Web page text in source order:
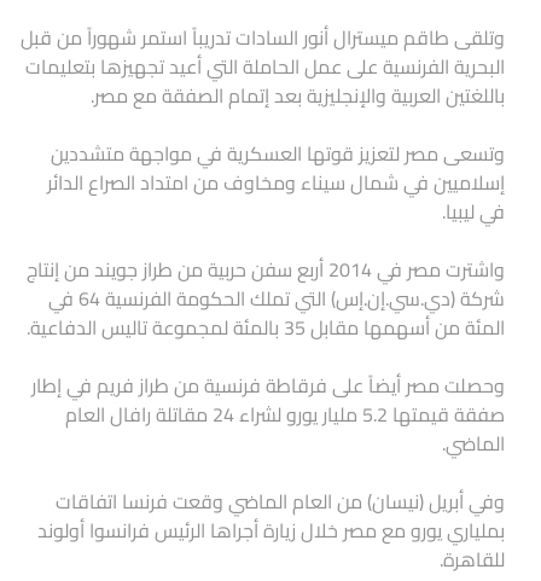
وتلقى طاقم ميسترال أنور السادات تدريباً استمر شهوراً من قبل
البحرية الفرنسية على عمل الحاملة التي أعيد تجهيزها بتعليمات
باللغتين العربية والإنجليزية بعد إتمام الصفقة مع مصر.
وتسعى مصر لتعزيز قوتها العسكرية في مواجهة متشددين
إسلاميين في شمال سيناء ومخاوف من امتداد الصراع الدائر
في ليبيا.
واشترت مصر في 2014 أربع سفن حربية من طراز جويند من إنتاج
شركة (دي.سي.إن.إس) التي تملك الحكومة الفرنسية 64 في
المئة من أسهمها مقابل 35 بالمئة لمجموعة تاليس الدفاعية.
وحصلت مصر أيضاً على فرقاطة فرنسية من طراز فريم في إطار
صفقة قيمتها 5.2 مليار يورو لشراء 24 مقاتلة رافال العام
الماضي.
وفي أبريل (نيسان) من العام الماضي وقعت فرنسا اتفاقات
بملياري يورو مع مصر خلال زيارة أجراها الرئيس فرانسوا أولوند
للقاهرة.